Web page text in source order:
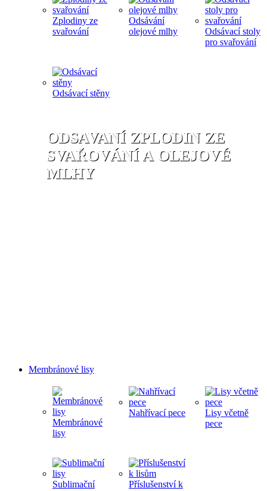
Zplodiny ze
svařování
Odsávání
olejové mlhy
Odsávací stoly
pro svařování
Odsávací stěny
ODSAVANÍ ZPLODIN ZE
SVAŘOVÁNÍ A OLEJOVÉ
MLHY
Membránové lisy
Membránové
lisy
Nahřívací pece
Lisy včetně
pece
Sublimační
Příslušenství k